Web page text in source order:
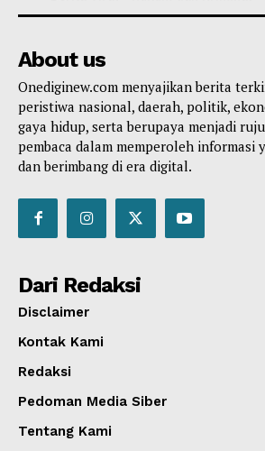
About us
Onediginew.com menyajikan berita
peristiwa nasional, daerah, politik,
gaya hidup, serta berupaya menjadi
pembaca dalam memperoleh informasi
dan berimbang di era digital.
Dari Redaksi
Disclaimer
Kontak Kami
Redaksi
Pedoman Media Siber
Tentang Kami